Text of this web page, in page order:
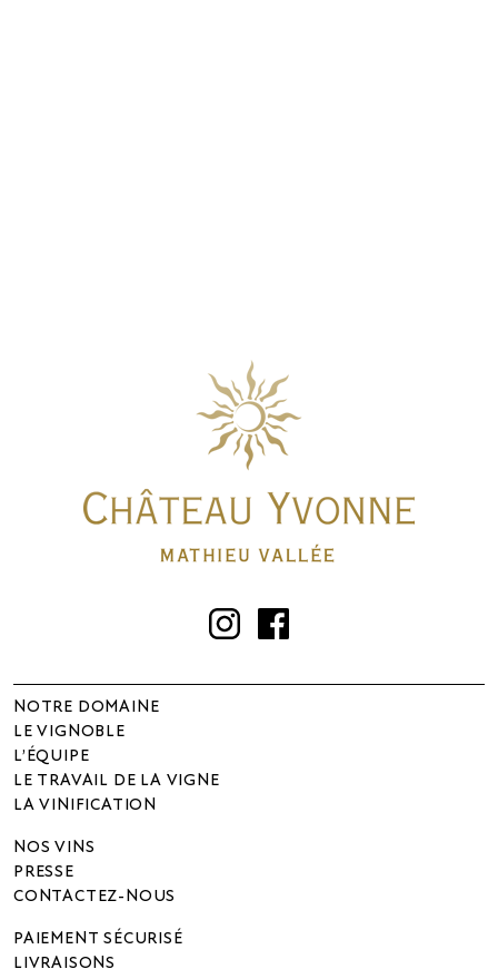
Instagram
NOTRE DOMAINE
LE VIGNOBLE
L’ÉQUIPE
LE TRAVAIL DE LA VIGNE
LA VINIFICATION
NOS VINS
PRESSE
CONTACTEZ-NOUS
PAIEMENT SÉCURISÉ
LIVRAISONS